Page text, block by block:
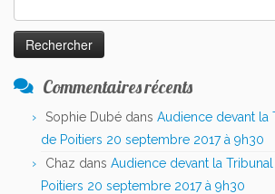
Commentaires récents
Sophie Dubé dans Audience devant la
de Poitiers 20 septembre 2017 à 9h30
Chaz dans Audience devant la
Poitiers 20 septembre 2017 à 9h30